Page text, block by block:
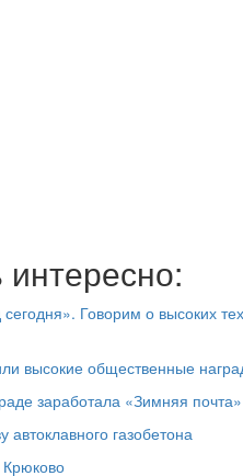
Говорим о высоких
высокие общественные
заработала «Зимняя почта»
газобетона